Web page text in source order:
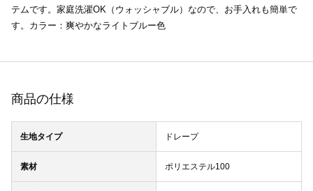
テムです。家庭洗濯OK（ウォッシャブル）なので、お手入れも簡単で
す。カラー：爽やかなライトブルー色
商品の仕様
生地タイプ ドレープ
素材 ポリエステル100